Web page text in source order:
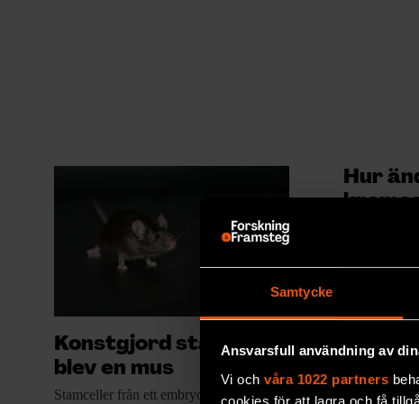
Samtycke
Ansvarsfull användning av
Vi och våra 1022 partners
cookies för att lagra och få
Konstgjord stamcell
blev en mus
Stamceller från ett embryo kan bilda alla
Hur